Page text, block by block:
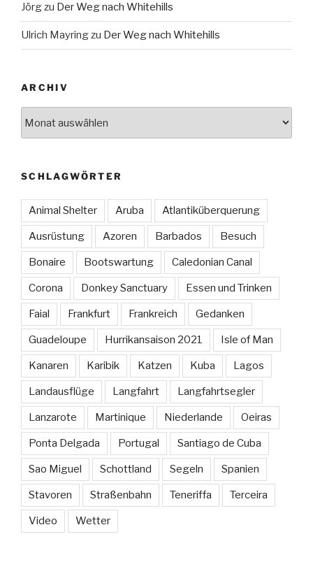
Jörgzu Der Weg nach Whitehills
Ulrich Mayringzu Der Weg nach Whitehills
ARCHIV
SCHLAGWÖRTER
Animal Shelter Aruba Atlantiküberquerung
Ausrüstung Azoren Barbados Besuch
Bonaire Bootswartung Caledonian Canal
Corona Donkey Sanctuary Essen und Trinken
Faial Frankfurt Frankreich Gedanken
Guadeloupe Hurrikansaison 2021 Isle of Man
Kanaren Karibik Katzen Kuba Lagos
Landausflüge Langfahrt Langfahrtsegler
Lanzarote Martinique Niederlande Oeiras
Ponta Delgada Portugal Santiago de Cuba
Sao Miguel Schottland Segeln Spanien
Stavoren Straßenbahn Teneriffa Terceira
Video Wetter